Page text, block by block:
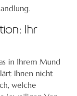
Ihr
in Ihrem Mund
Ihnen nicht
welche